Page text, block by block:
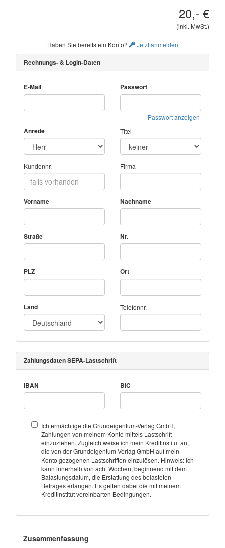
20,- €
(inkl. MwSt.)
Haben Sie bereits ein Konto? Jetzt anmelden
Rechnungs- & Login-Daten
E-Mail Passwort
Passwort anzeigen
Anrede Titel
Kundennr. Firma
Vorname Nachname
Straße Nr.
PLZ Ort
Land Telefonnr.
Zahlungsdaten SEPA-Lastschrift
IBAN BIC
Ich ermächtige die Grundeigentum-Verlag GmbH,
Zahlungen von meinem Konto mittels Lastschrift
einzuziehen. Zugleich weise ich mein Kreditinstitut an,
die von der Grundeigentum-Verlag GmbH auf mein
Konto gezogenen Lastschriften einzulösen. Hinweis: Ich
kann innerhalb von acht Wochen, beginnend mit dem
Balastungsdatum, die Erstattung des belasteten
Betrages erlangen. Es gelten dabei die mit meinem
Kreditinstitut vereinbarten Bedingungen.
Zusammenfassung